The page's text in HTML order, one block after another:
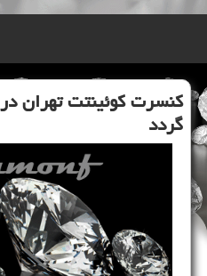
كنسرت كوئینتت تهران
گردد